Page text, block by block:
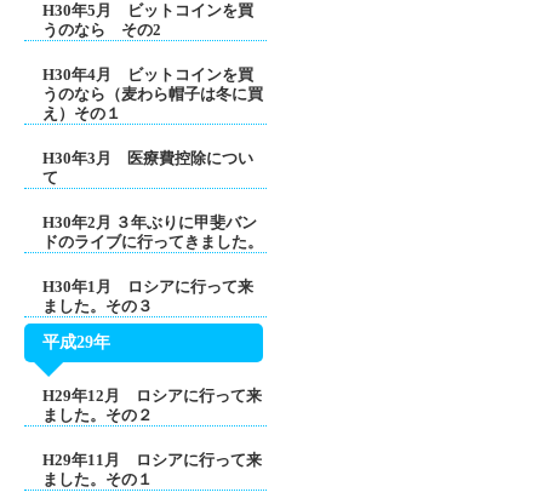
H30年5月 ビットコインを買
うのなら その2
H30年4月 ビットコインを買
うのなら（麦わら帽子は冬に買
え）その１
H30年3月 医療費控除につい
て
H30年2月 ３年ぶりに甲斐バン
ドのライブに行ってきました。
H30年1月 ロシアに行って来
ました。その３
平成29年
H29年12月 ロシアに行って来
ました。その２
H29年11月 ロシアに行って来
ました。その１